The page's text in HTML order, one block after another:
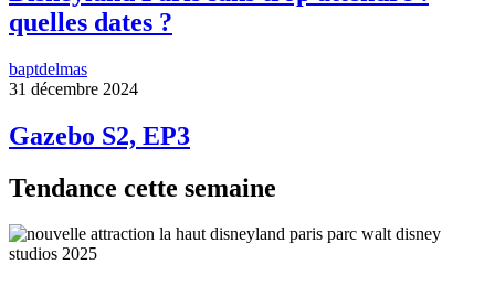
quelles dates ?
baptdelmas
31 décembre 2024
Gazebo S2, EP3
Tendance cette semaine